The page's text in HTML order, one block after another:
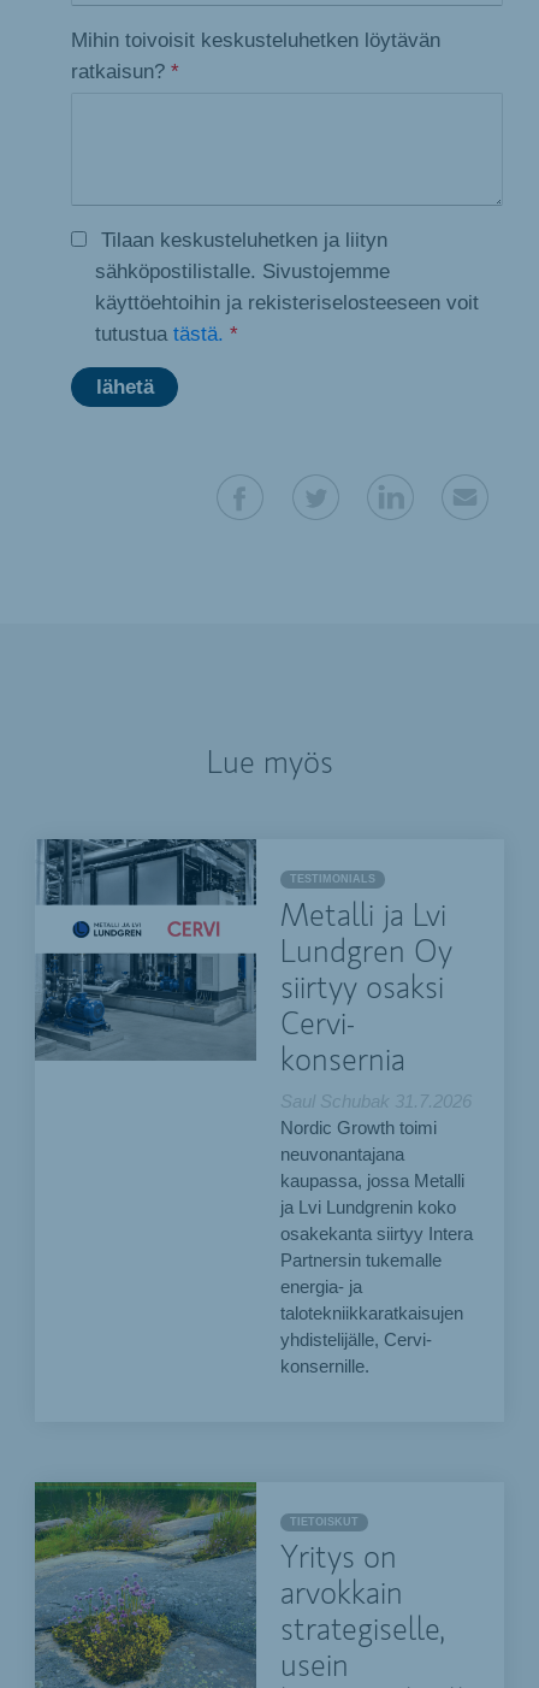
Mihin toivoisit keskusteluhetken löytävän
ratkaisun? *
Tilaan keskusteluhetken ja liityn
sähköpostilistalle. Sivustojemme
käyttöehtoihin ja rekisteriselosteeseen voit
tutustua tästä. *
Lue myös
TESTIMONIALS
Metalli ja Lvi
Lundgren Oy
siirtyy osaksi
Cervi-
konsernia
Saul Schubak 31.7.2026
Nordic Growth toimi
neuvonantajana
kaupassa, jossa Metalli
ja Lvi Lundgrenin koko
osakekanta siirtyy Intera
Partnersin tukemalle
energia- ja
talotekniikkaratkaisujen
yhdistelijälle, Cervi-
konsernille.
TIETOISKUT
Yritys on
arvokkain
strategiselle,
usein